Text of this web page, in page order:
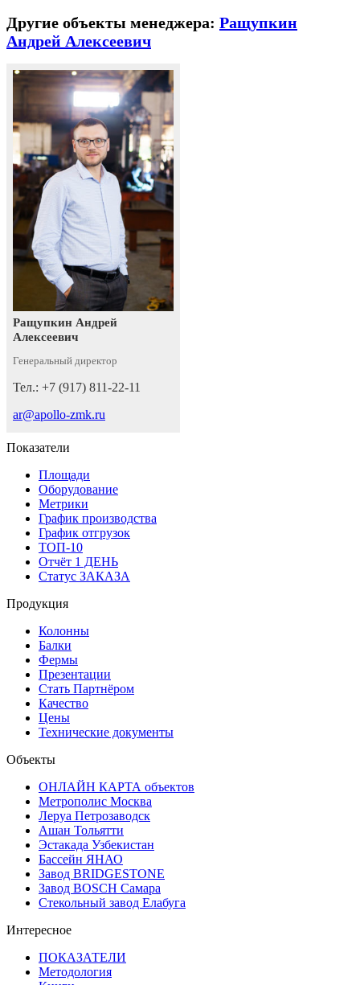
Другие объекты менеджера: Ращупкин
Андрей Алексеевич
Ращупкин Андрей
Алексеевич
Генеральный директор
Тел.: +7 (917) 811-22-11
ar@apollo-zmk.ru
Показатели
Площади
Оборудование
Метрики
График производства
График отгрузок
ТОП-10
Отчёт 1 ДЕНЬ
Статус ЗАКАЗА
Продукция
Колонны
Балки
Фермы
Презентации
Стать Партнёром
Качество
Цены
Технические документы
Объекты
ОНЛАЙН КАРТА объектов
Метрополис Москва
Леруа Петрозаводск
Ашан Тольятти
Эстакада Узбекистан
Бассейн ЯНАО
Завод BRIDGESTONE
Завод BOSCH Самара
Стекольный завод Елабуга
Интересное
ПОКАЗАТЕЛИ
Методология